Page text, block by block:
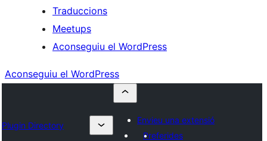
Traduccions
Meetups
Aconseguiu el WordPress
Aconseguiu el WordPress
Plugin Directory
Envieu una extensió
Preferides